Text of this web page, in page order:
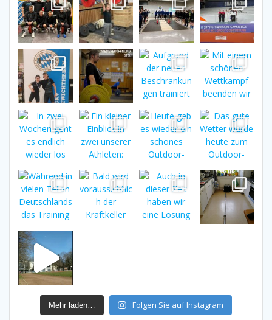
Mehr laden… Folgen Sie auf Instagram